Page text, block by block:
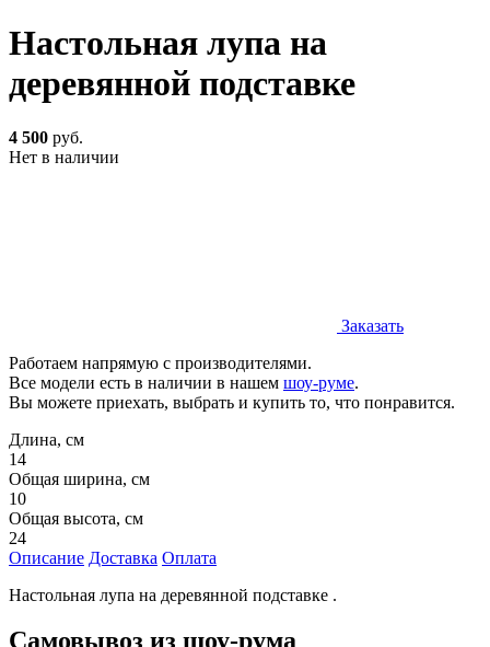
Настольная лупа на
деревянной подставке
4 500 руб.
Нет в наличии
Заказать
Работаем напрямую с производителями.
Все модели есть в наличии в нашем шоу-руме.
Вы можете приехать, выбрать и купить то, что понравится.
Длина, см
14
Общая ширина, см
10
Общая высота, см
24
Описание Доставка Оплата
Настольная лупа на деревянной подставке .
Самовывоз из шоу-рума